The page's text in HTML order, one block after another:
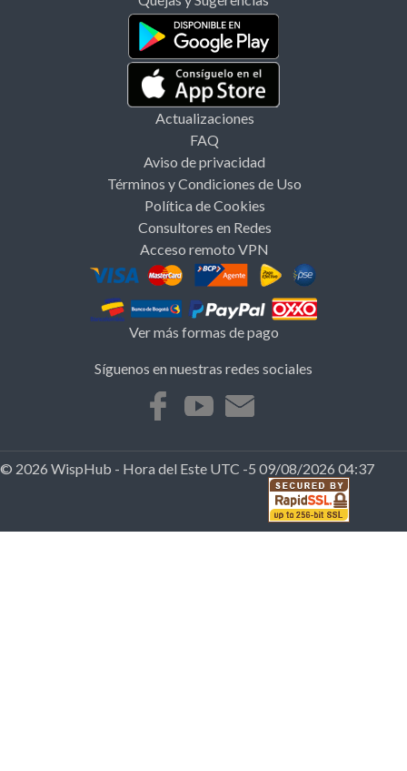
Actualizaciones
FAQ
Aviso de privacidad
Términos y Condiciones de Uso
Política de Cookies
Consultores en Redes
Acceso remoto VPN
Ver más formas de pago
Síguenos en nuestras redes sociales
© 2026 WispHub - Hora del Este UTC -5 09/08/2026 04:37